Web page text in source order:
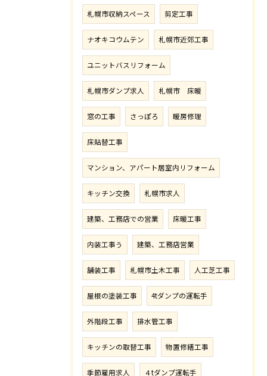
札幌市収納スペース 剪定工事
ナオキコウムテン 札幌市近郊工事
ユニットバスリフォーム
札幌市ダンプ求人 札幌市 床暖
窓の工事 さっぽろ 暖房修理
床貼替工事
マンション、アパート居室内リフォーム
キッチン交換 札幌市求人
建築、工務店での営業 床暖工事
内装工事う 建築、工務店営業
舗装工事 札幌市土木工事 人工芝工事
屋根の塗装工事 4tダンプの運転手
外階段工事 排水管工事
キッチンの取替工事 物置修繕工事
季節雇用求人 ４tダンプ運転手